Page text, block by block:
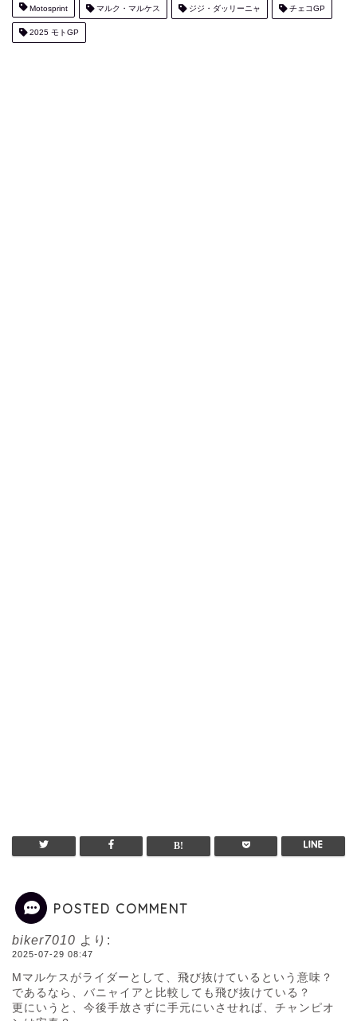
Motosprint マルク・マルケス ジジ・ダッリーニャ チェコGP
2025 モトGP
POSTED COMMENT
biker7010 より:
2025-07-29 08:47
Mマルケスがライダーとして、飛び抜けているという意味？
であるなら、バニャイアと比較しても飛び抜けている？
更にいうと、今後手放さずに手元にいさせれば、チャンピオ